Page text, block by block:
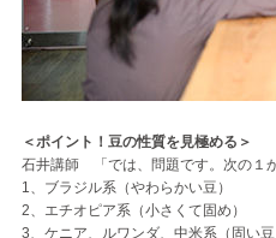
＜ポイント！豆の性質を見極める＞
石井講師 「では、問題です。次の１
1、ブラジル系（やわらかい豆）
2、エチオピア系（小さくて固め）
3、ケニア、ルワンダ、中米系（固い